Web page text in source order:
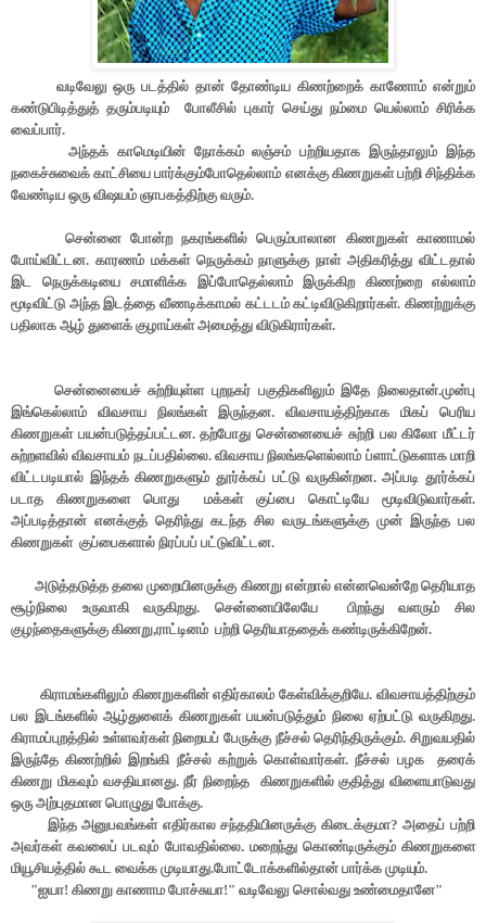
வடிவேலு ஒரு படத்தில் தான் தோண்டிய கிணற்றைக் காணோம் என்றும்
கண்டுபிடித்துத் தரும்படியும் போலீசில் புகார் செய்து நம்மை யெல்லாம் சிரிக்க
வைப்பார்.
அந்தக் காமெடியின் நோக்கம் லஞ்சம் பற்றியதாக இருந்தாலும் இந்த
நகைச்சுவைக் காட்சியை பார்க்கும்போதெல்லாம் எனக்கு கிணறுகள் பற்றி சிந்திக்க
வேண்டிய ஒரு விஷயம் ஞாபகத்திற்கு வரும்.
சென்னை போன்ற நகரங்களில் பெரும்பாலான கிணறுகள் காணாமல்
போய்விட்டன. காரணம் மக்கள் நெருக்கம் நாளுக்கு நாள் அதிகரித்து விட்டதால்
இட நெருக்கடியை சமாளிக்க இப்போதெல்லாம் இருக்கிற கிணற்றை எல்லாம்
மூடிவிட்டு அந்த இடத்தை வீணடிக்காமல் கட்டடம் கட்டிவிடுகிறார்கள். கிணற்றுக்கு
பதிலாக ஆழ் துளைக் குழாய்கள் அமைத்து விடுகிரார்கள்.
சென்னையைச் சுற்றியுள்ள புறநகர் பகுதிகளிலும் இதே நிலைதான்.முன்பு
இங்கெல்லாம் விவசாய நிலங்கள் இருந்தன. விவசாயத்திற்காக மிகப் பெரிய
கிணறுகள் பயன்படுத்தப்பட்டன. தற்போது சென்னையைச் சுற்றி பல கிலோ மீட்டர்
சுற்றளவில் விவசாயம் நடப்பதில்லை. விவசாய நிலங்களெல்லாம் ப்ளாட்டுகளாக மாறி
விட்டபடியால் இந்தக் கிணறுகளும் தூர்க்கப் பட்டு வருகின்றன. அப்படி தூர்க்கப்
படாத கிணறுகளை பொது மக்கள் குப்பை கொட்டியே மூடிவிடுவார்கள்.
அப்படித்தான் எனக்குத் தெரிந்து கடந்த சில வருடங்களுக்கு முன் இருந்த பல
கிணறுகள் குப்பைகளால் நிரப்பப் பட்டுவிட்டன.
அடுத்தடுத்த தலை முறையினருக்கு கிணறு என்றால் என்னவென்றே தெரியாத
சூழ்நிலை உருவாகி வருகிறது. சென்னையிலேயே பிறந்து வளரும் சில
குழந்தைகளுக்கு கிணறு,ராட்டினம் பற்றி தெரியாததைக் கண்டிருக்கிறேன்.
கிராமங்களிலும் கிணறுகளின் எதிர்காலம் கேள்விக்குறியே. விவசாயத்திற்கும்
பல இடங்களில் ஆழ்துளைக் கிணறுகள் பயன்படுத்தும் நிலை ஏற்பட்டு வருகிறது.
கிராமப்புறத்தில் உள்ளவர்கள் நிறையப் பேருக்கு நீச்சல் தெரிந்திருக்கும். சிறுவயதில்
இருந்தே கிணற்றில் இறங்கி நீச்சல் கற்றுக் கொள்வார்கள். நீச்சல் பழக தரைக்
கிணறு மிகவும் வசதியானது. நீர் நிறைந்த கிணறுகளில் குதித்து விளையாடுவது
ஒரு அற்புதமான பொழுது போக்கு.
இந்த அனுபவங்கள் எதிர்கால சந்ததியினருக்கு கிடைக்குமா? அதைப் பற்றி
அவர்கள் கவலைப் படவும் போவதில்லை. மறைந்து கொண்டிருக்கும் கிணறுகளை
மியூசியத்தில் கூட வைக்க முடியாது.போட்டோக்களில்தான் பார்க்க முடியும்.
"ஐயா! கிணறு காணாம போச்சுயா!" வடிவேலு சொல்வது உண்மைதானே"